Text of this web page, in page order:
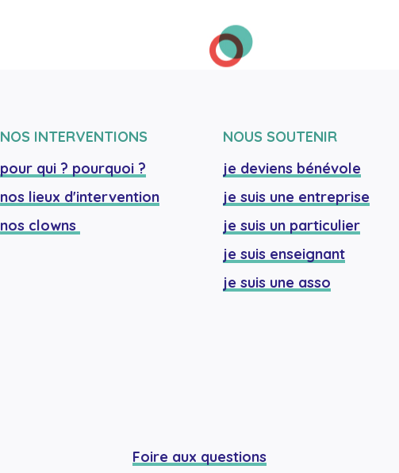
NOS INTERVENTIONS
pour qui ? pourquoi ?
nos lieux d'intervention
nos clowns
NOUS SOUTENIR
je deviens bénévole
je suis une entreprise
je suis un particulier
je suis enseignant
je suis une asso
Foire aux questions